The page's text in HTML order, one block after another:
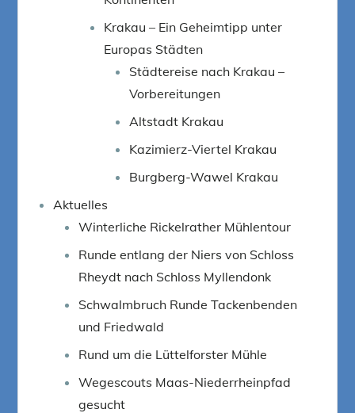
Krakau – Ein Geheimtipp unter
Europas Städten
Städtereise nach Krakau –
Vorbereitungen
Altstadt Krakau
Kazimierz-Viertel Krakau
Burgberg-Wawel Krakau
Aktuelles
Winterliche Rickelrather Mühlentour
Runde entlang der Niers von Schloss
Rheydt nach Schloss Myllendonk
Schwalmbruch Runde Tackenbenden
und Friedwald
Rund um die Lüttelforster Mühle
Wegescouts Maas-Niederrheinpfad
gesucht